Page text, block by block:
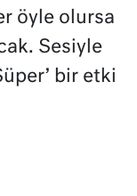
öyle olursa
Sesiyle
bir etki